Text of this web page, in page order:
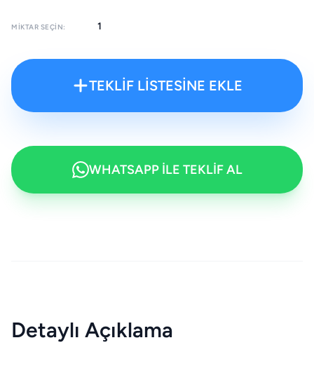
MIKTAR SEÇIN:
TEKLİF LİSTESİNE EKLE
WHATSAPP İLE TEKLİF AL
Detaylı Açıklama